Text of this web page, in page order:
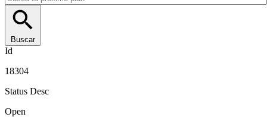
Buscar
Id
18304
Status Desc
Open